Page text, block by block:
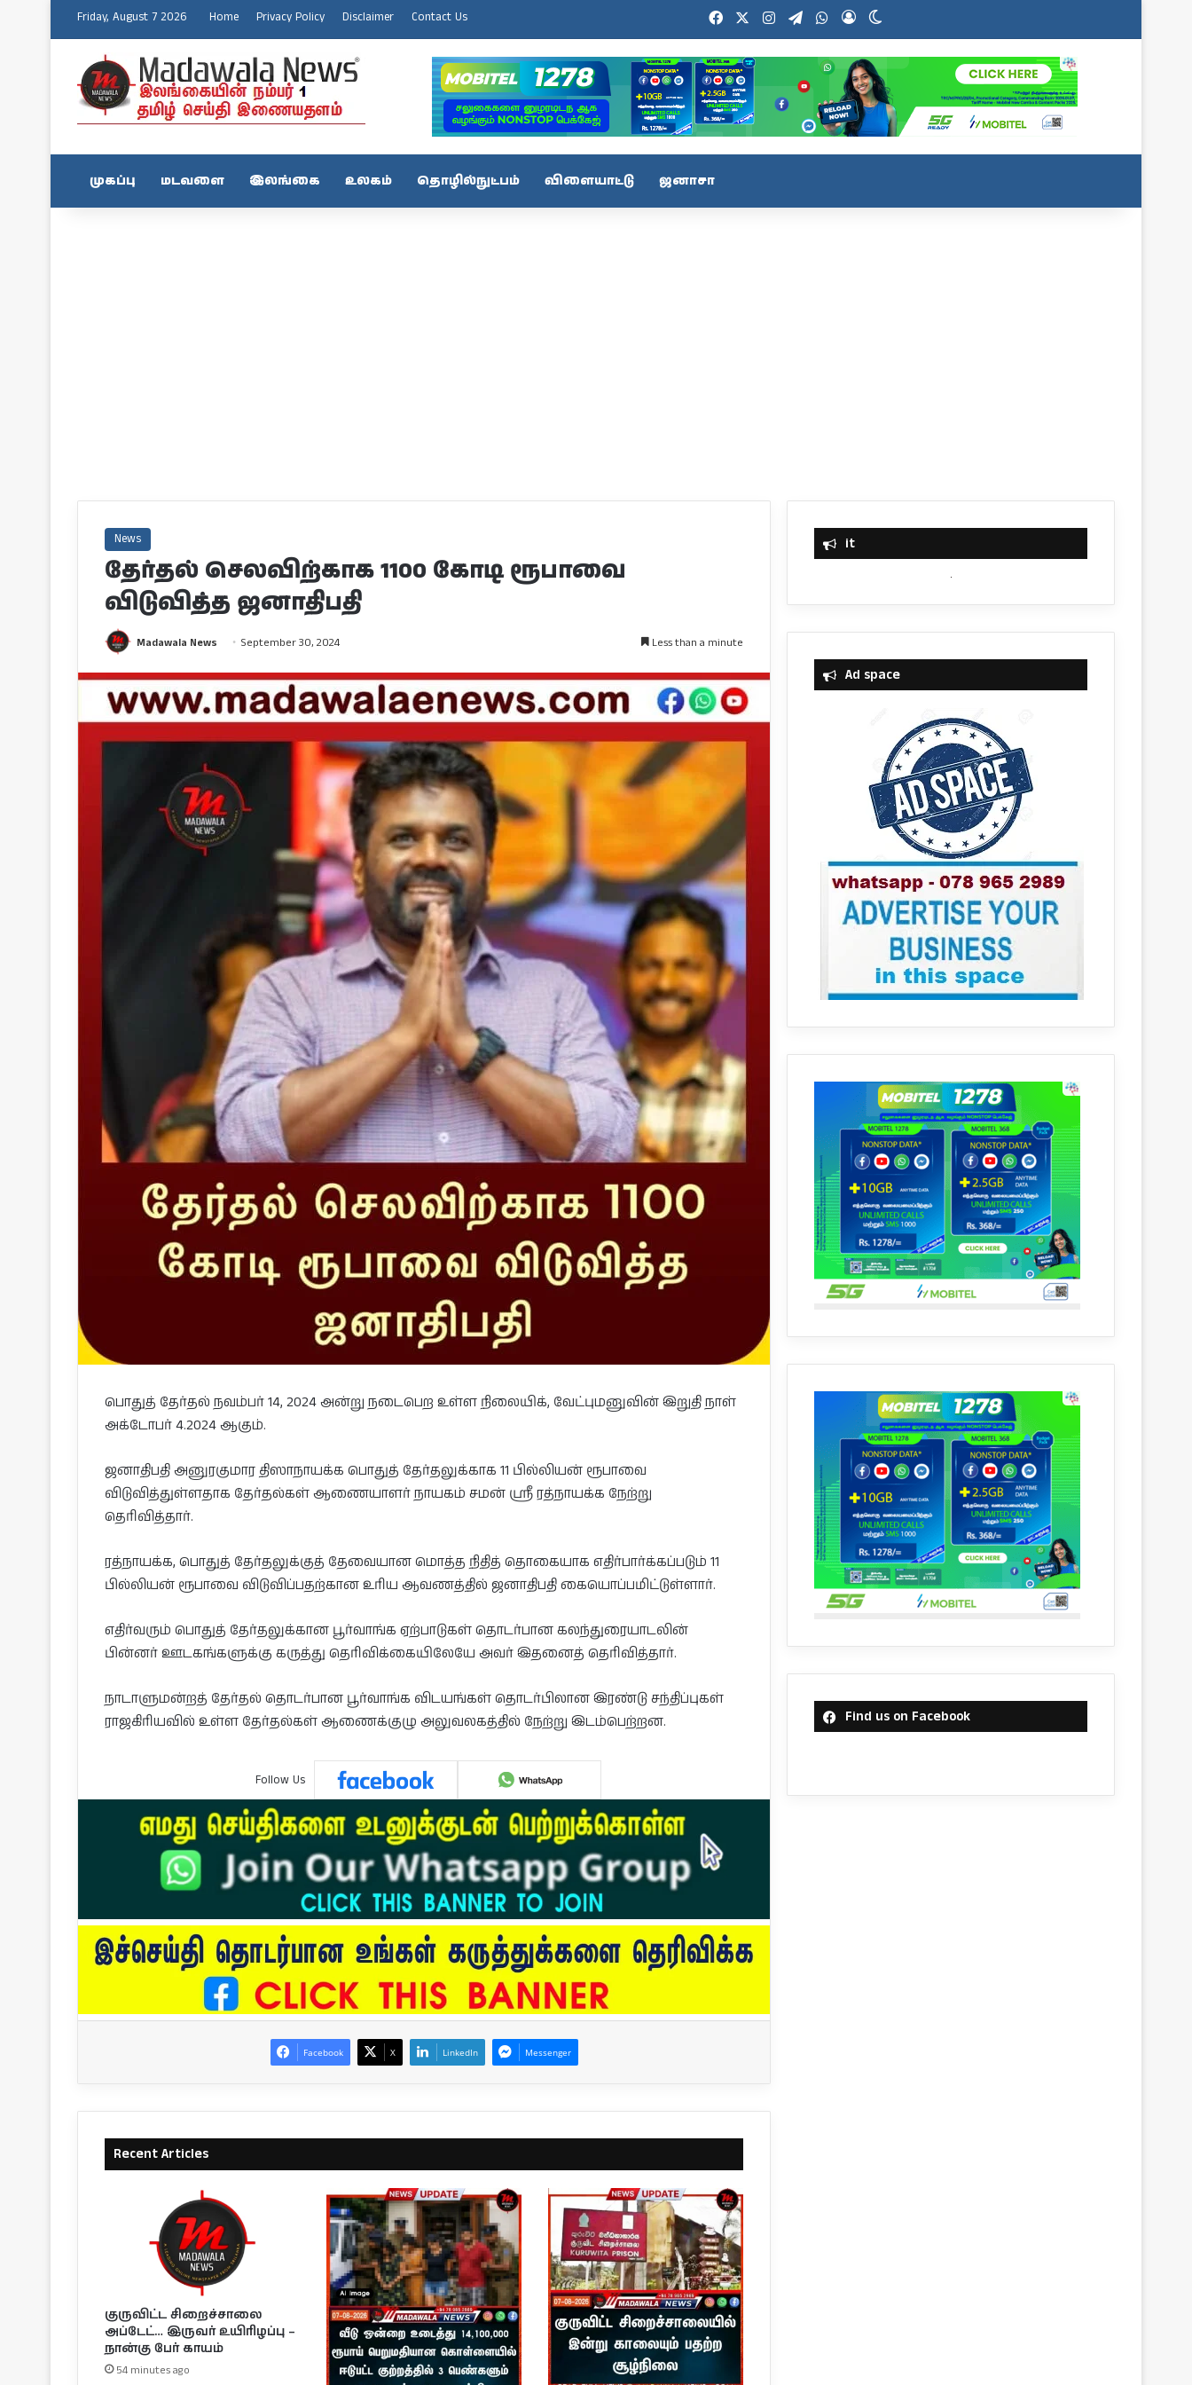
Friday, August 7 2026 Home Privacy Policy Disclaimer Contact Us FacebookInstagramTelegramWhatsApp
Log In
முகப்பு மடவளை இலங்கை உலகம் தொழில்நுட்பம் விளையாட்டு ஜனாசா
News
தேர்தல் செலவிற்காக 1100 கோடி ரூபாவை
விடுவித்த ஜனாதிபதி
Madawala News September 30, 2024 Less than a minute
பொதுத் தேர்தல் நவம்பர் 14, 2024 அன்று நடைபெற உள்ள நிலையிக், வேட்புமனுவின் இறுதி நாள்
அக்டோபர் 4.2024 ஆகும்.
ஜனாதிபதி அனுரகுமார திஸாநாயக்க பொதுத் தேர்தலுக்காக 11 பில்லியன் ரூபாவை
விடுவித்துள்ளதாக தேர்தல்கள் ஆணையாளர் நாயகம் சமன் ஸ்ரீ ரத்நாயக்க நேற்று
தெரிவித்தார்.
ரத்நாயக்க, பொதுத் தேர்தலுக்குத் தேவையான மொத்த நிதித் தொகையாக எதிர்பார்க்கப்படும் 11
பில்லியன் ரூபாவை விடுவிப்பதற்கான உரிய ஆவணத்தில் ஜனாதிபதி கையொப்பமிட்டுள்ளார்.
எதிர்வரும் பொதுத் தேர்தலுக்கான பூர்வாங்க ஏற்பாடுகள் தொடர்பான கலந்துரையாடலின்
பின்னர் ஊடகங்களுக்கு கருத்து தெரிவிக்கையிலேயே அவர் இதனைத் தெரிவித்தார்.
நாடாளுமன்றத் தேர்தல் தொடர்பான பூர்வாங்க விடயங்கள் தொடர்பிலான இரண்டு சந்திப்புகள்
ராஜகிரியவில் உள்ள தேர்தல்கள் ஆணைக்குழு அலுவலகத்தில் நேற்று இடம்பெற்றன.
Follow Us
Facebook X LinkedIn Messenger
Recent Articles
குருவிட்ட சிறைச்சாலை
அப்டேட்… இருவர் உயிரிழப்பு –
நான்கு பேர் காயம்
54 minutes ago
it
Ad space
Find us on Facebook